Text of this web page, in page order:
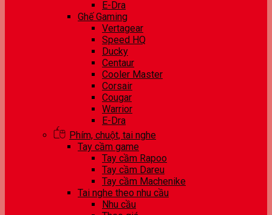
E-Dra
Ghế Gaming
Vertagear
Speed HQ
Ducky
Centaur
Cooler Master
Corsair
Cougar
Warrior
E-Dra
Phím, chuột, tai nghe
Tay cầm game
Tay cầm Rapoo
Tay cầm Dareu
Tay cầm Machenike
Tai nghe theo nhu cầu
Nhu cầu